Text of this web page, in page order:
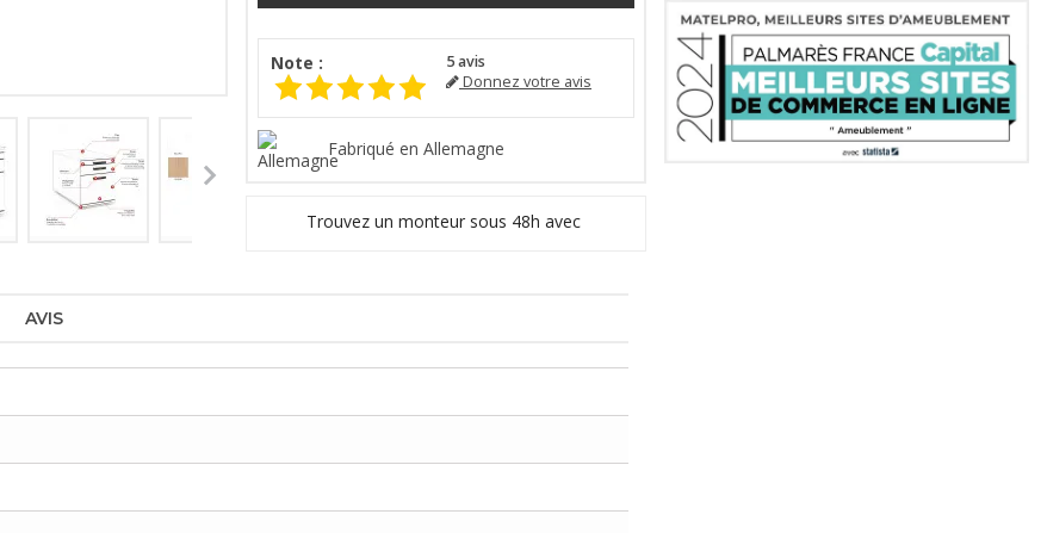
Note : 5avis
Donnez votre avis
Fabriqué en Allemagne
Trouvez un monteur sous 48h avec
AVIS